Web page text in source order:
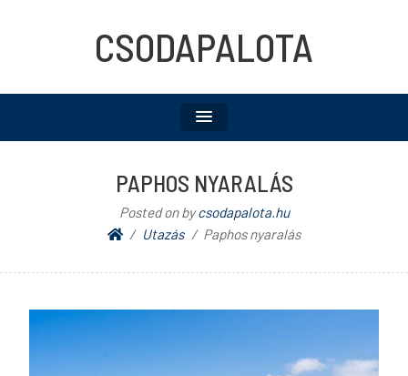
CSODAPALOTA
PAPHOS NYARALÁS
Posted onbycsodapalota.hu
Utazás
Paphos nyaralás